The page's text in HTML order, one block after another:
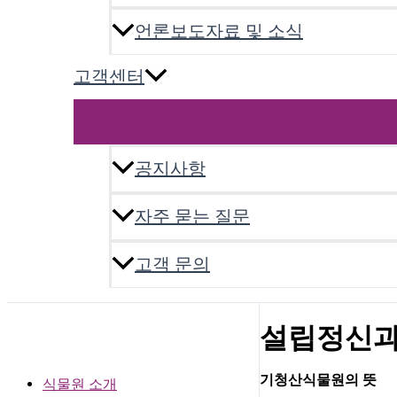
언론보도자료 및 소식
고객센터
공지사항
자주 묻는 질문
고객 문의
식물원 소개
설립정신
기청산식물원의 뜻